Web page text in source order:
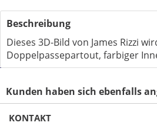
Beschreibung
Dieses 3D-Bild von James Rizzi
Doppelpassepartout, farbiger
Kunden haben sich ebenfalls
KONTAKT